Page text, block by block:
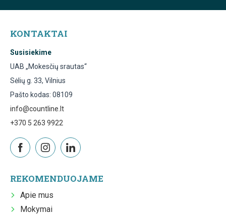
KONTAKTAI
Susisiekime
UAB „Mokesčių srautas“
Sėlių g. 33, Vilnius
Pašto kodas: 08109
info@countline.lt
+370 5 263 9922
REKOMENDUOJAME
Apie mus
Mokymai